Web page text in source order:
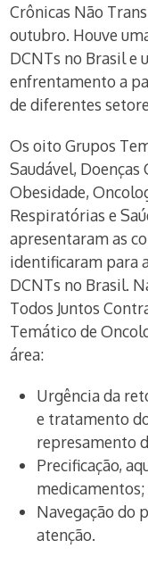
Crônicas Não
outubro. Houve
DCNTs no Brasil e
enfrentamento a
de diferentes
Os oito Grupos
Saudável, Doenças
Obesidade,
Respiratórias e
apresentaram as
identificaram para
DCNTs no Brasil.
Todos Juntos
Temático de
área:
Urgência da
e tratamento
represamento
Precificação,
medicamentos;
Navegação do
atenção.